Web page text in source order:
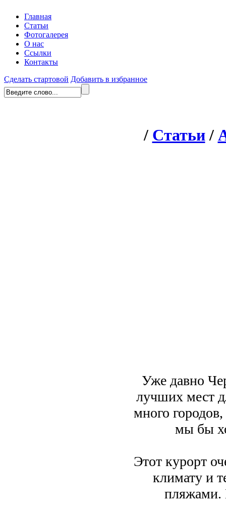
Главная
Статьи
Фотогалерея
О нас
Ссылки
Контакты
Сделать стартовой Добавить в избранное
/ Статьи/
Уже давно
лучших мест
много
мы бы
Этот курорт
климату и
пляжами.